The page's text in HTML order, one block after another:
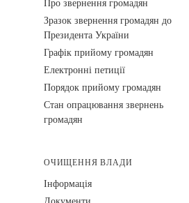
Зразок звернення громадян до
Президента України
Графік прийому громадян
Електронні петиції
Порядок прийому громадян
Стан опрацювання звернень
громадян
ОЧИЩЕННЯ ВЛАДИ
Інформація
Документи